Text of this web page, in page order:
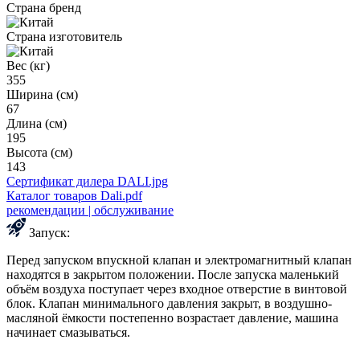
Страна бренд
Страна изготовитель
Вес (кг)
355
Ширина (см)
67
Длина (см)
195
Высота (см)
143
Сертификат дилера DALI.jpg
Каталог товаров Dali.pdf
рекомендации | обслуживание
Запуск:
Перед запуском впускной клапан и электромагнитный клапан
находятся в закрытом положении. После запуска маленький
объём воздуха поступает через входное отверстие в винтовой
блок. Клапан минимального давления закрыт, в воздушно-
масляной ёмкости постепенно возрастает давление, машина
начинает смазываться.